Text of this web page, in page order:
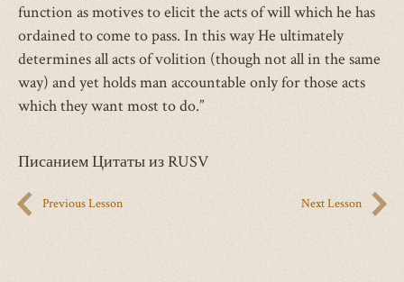
function as motives to elicit the acts of will which he has
ordained to come to pass. In this way He ultimately
determines all acts of volition (though not all in the same
way) and yet holds man accountable only for those acts
which they want most to do.”
Писанием Цитаты из RUSV
Previous Lesson Next Lesson